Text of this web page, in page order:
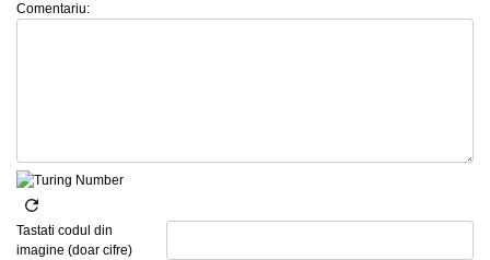
Comentariu:
Tastati codul din
imagine (doar cifre)